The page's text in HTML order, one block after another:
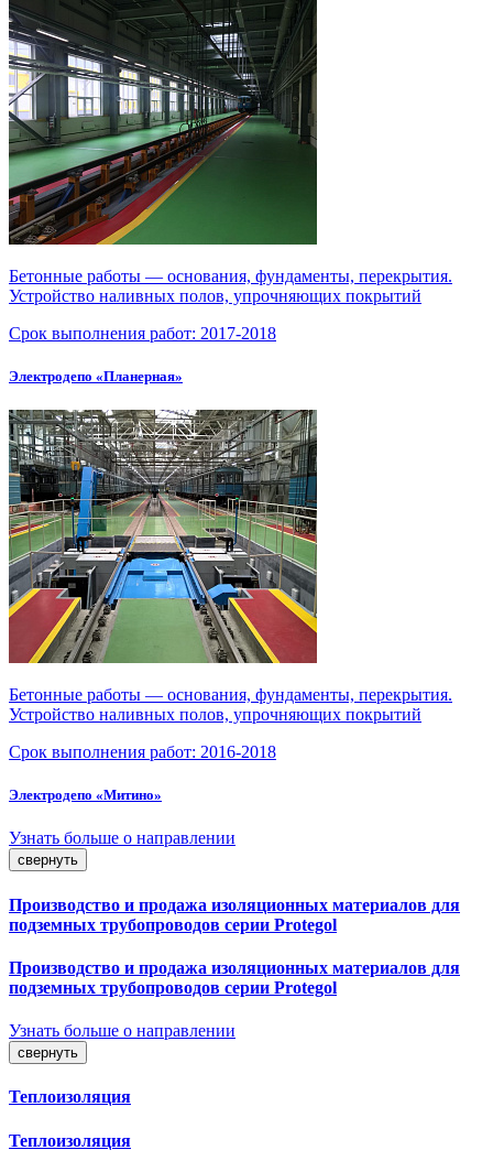
Бетонные работы — основания, фундаменты, перекрытия.
Устройство наливных полов, упрочняющих покрытий
Срок выполнения работ: 2017-2018
Электродепо «Планерная»
Бетонные работы — основания, фундаменты, перекрытия.
Устройство наливных полов, упрочняющих покрытий
Срок выполнения работ: 2016-2018
Электродепо «Митино»
Узнать больше о направлении
свернуть
Производство и продажа изоляционных материалов для
подземных трубопроводов серии Protegol
Производство и продажа изоляционных материалов для
подземных трубопроводов серии Protegol
Узнать больше о направлении
свернуть
Теплоизоляция
Теплоизоляция